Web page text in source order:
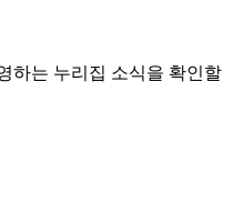
하는 누리집 소식을 확인할